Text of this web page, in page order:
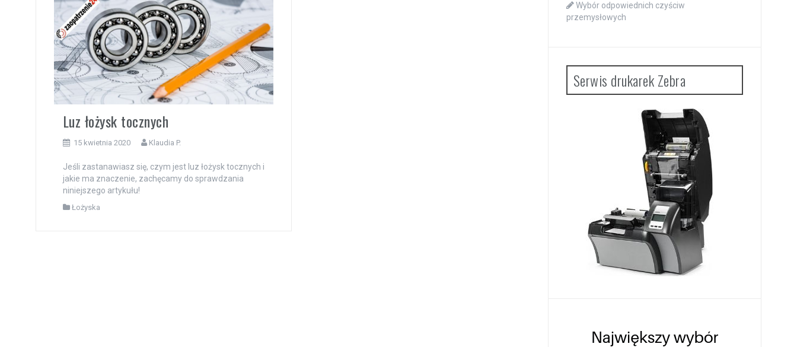
Luz łożysk tocznych
15 kwietnia 2020 Klaudia P.
Jeśli zastanawiasz się, czym jest luz łożysk tocznych i
jakie ma znaczenie, zachęcamy do sprawdzania
niniejszego artykułu!
Łożyska
Wybór odpowiednich czyściw
przemysłowych
Serwis drukarek Zebra